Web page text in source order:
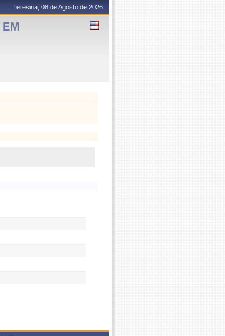
Teresina, 08 de Agosto de 2026